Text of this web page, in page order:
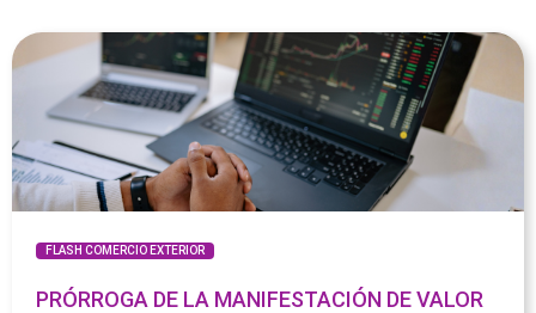
FLASH COMERCIO EXTERIOR
PRÓRROGA DE LA MANIFESTACIÓN DE VALOR